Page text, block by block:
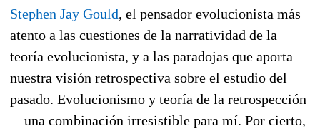
Stephen Jay Gould, el pensador evolucionista más
atento a las cuestiones de la narratividad de la
teoría evolucionista, y a las paradojas que aporta
nuestra visión retrospectiva sobre el estudio del
pasado. Evolucionismo y teoría de la retrospección
—una combinación irresistible para mí. Por cierto,